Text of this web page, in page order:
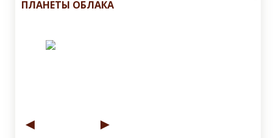
ПЛАНЕТЫ ОБЛАКА
◄ ►